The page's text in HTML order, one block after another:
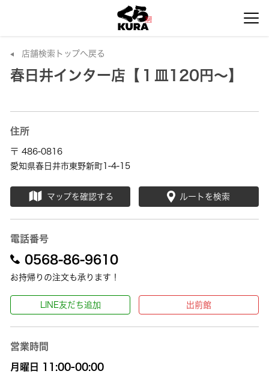
店舗検索トップへ戻る
春日井インター店【１皿120円～】
住所
〒 486-0816
愛知県春日井市東野新町1-4-15
マップを確認する ルートを検索
電話番号
0568-86-9610
お持帰りの注文も承ります！
LINE友だち追加 出前館
営業時間
月曜日 11:00-00:00